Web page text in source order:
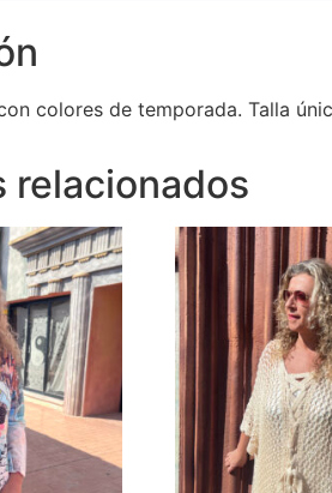
colores de temporada. Talla
relacionados